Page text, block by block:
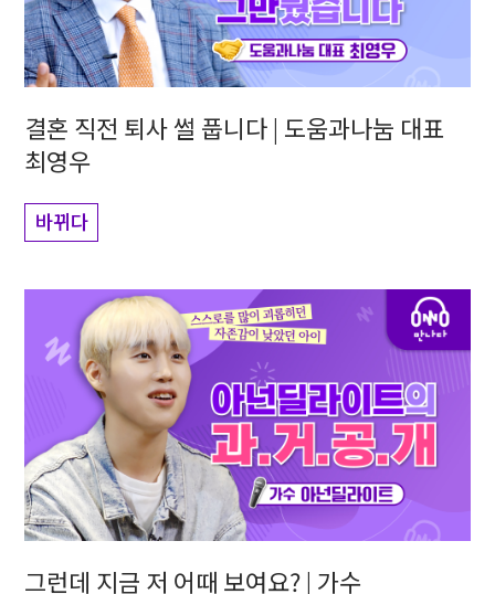
결혼 직전 퇴사 썰 풉니다 | 도움과나눔 대표
최영우
바뀌다
그런데 지금 저 어때 보여요? | 가수